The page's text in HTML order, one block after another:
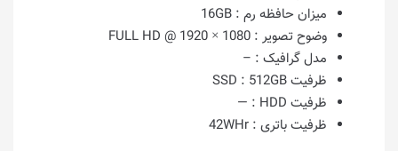
میزان حافظه رم : 16GB
وضوح تصویر : 1080 × 1920 @ FULL HD
مدل گرافیک : –
ظرفیت SSD :512GB
ظرفیت HDD :
—
ظرفیت باتری : 42WHr